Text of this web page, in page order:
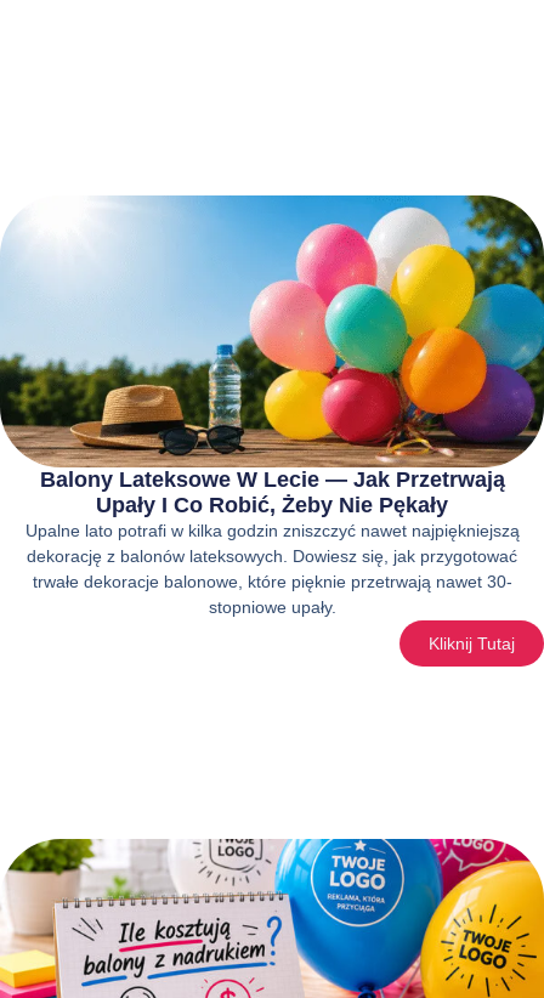
Balony Lateksowe W Lecie — Jak Przetrwają
Upały I Co Robić, Żeby Nie Pękały
Upalne lato potrafi w kilka godzin zniszczyć nawet najpiękniejszą
dekorację z balonów lateksowych. Dowiesz się, jak przygotować
trwałe dekoracje balonowe, które pięknie przetrwają nawet 30-
stopniowe upały.
Kliknij Tutaj